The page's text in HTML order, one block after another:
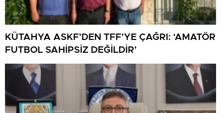
KÜTAHYA ASKF’DEN TFF’YE ÇAĞRI: ‘AMATÖR
FUTBOL SAHİPSİZ DEĞİLDİR’